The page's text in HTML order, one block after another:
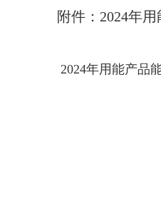
附件：2024年用
2024年用能产品